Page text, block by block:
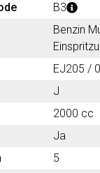
B3
Benzin
EJ205 /
J
2000 cc
Ja
5